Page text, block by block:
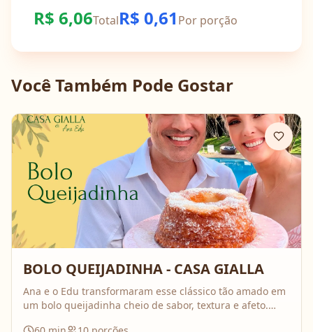
R$ 6,06TotalR$ 0,61 Por porção
Você Também Pode Gostar
BOLO QUEIJADINHA - CASA GIALLA
Ana e o Edu transformaram esse clássico tão amado em
um bolo queijadinha cheio de sabor, textura e afeto.